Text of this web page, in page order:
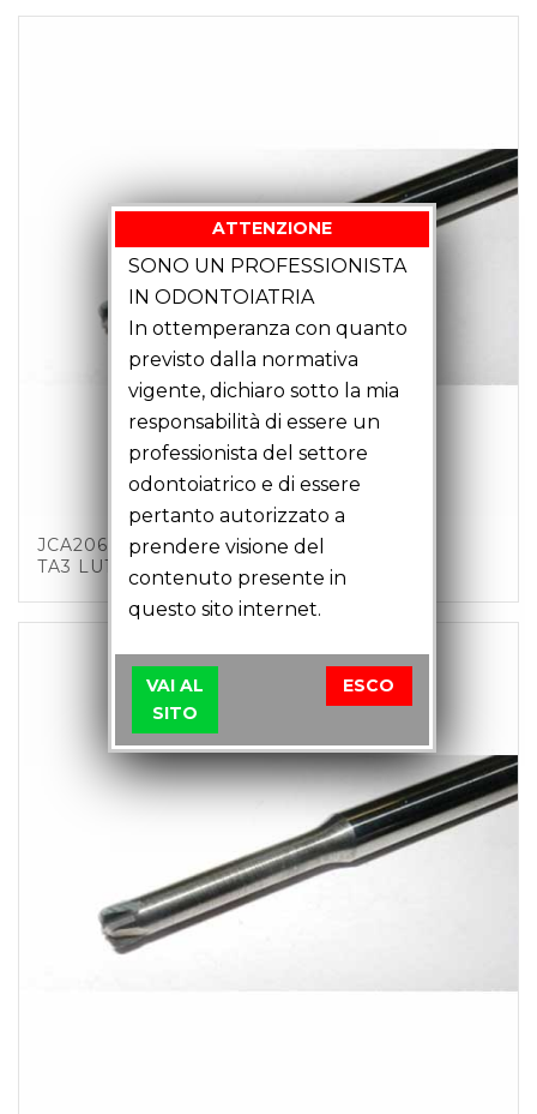
JCA20601 – FRESA TORICA MM2 Z4 C6
TA3 LU12 LT51
ATTENZIONE
SONO UN PROFESSIONISTA
IN ODONTOIATRIA
In ottemperanza con quanto
previsto dalla normativa
vigente, dichiaro sotto la mia
responsabilità di essere un
professionista del settore
odontoiatrico e di essere
pertanto autorizzato a
prendere visione del
contenuto presente in
questo sito internet.
VAI AL
SITO
ESCO